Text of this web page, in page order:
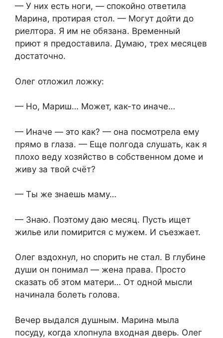
— У них есть ноги, — спокойно ответила
Марина, протирая стол. — Могут дойти до
риелтора. Я им не обязана. Временный
приют я предоставила. Думаю, трех месяцев
достаточно.
Олег отложил ложку:
— Но, Мариш… Может, как-то иначе…
— Иначе — это как? — она посмотрела ему
прямо в глаза. — Еще полгода слушать, как я
плохо веду хозяйство в собственном доме и
живу за твой счёт?
— Ты же знаешь маму…
— Знаю. Поэтому даю месяц. Пусть ищет
жилье или помирится с мужем. И съезжает.
Олег вздохнул, но спорить не стал. В глубине
души он понимал — жена права. Просто
сказать об этом матери… От одной мысли
начинала болеть голова.
Вечер выдался душным. Марина мыла
посуду, когда хлопнула входная дверь. Олег